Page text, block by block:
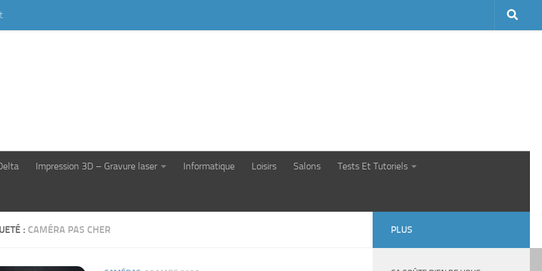
Impression 3D – Gravure laser Informatique Loisirs Salons Tests Et Tutoriels
: CAMÉRA PAS CHER PLUS